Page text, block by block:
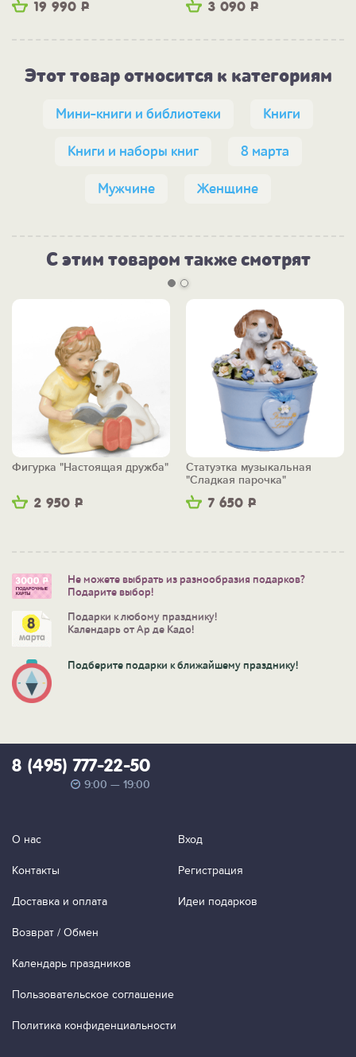
19 990 Р
3 090 Р
Этот товар относится к категориям
Мини-книги и библиотеки Книги
Книги и наборы книг 8 марта
Мужчине Женщине
С этим товаром также смотрят
2 950 Р
Фигурка "Настоящая дружба"
7 650 Р
Статуэтка музыкальная
"Сладкая парочка"
Не можете выбрать из разнообразия подарков?
Подарите выбор!
Подарки к любому празднику!
Календарь от Ар де Кадо!
Подберите подарки к ближайшему празднику!
8 (495) 777-22-50
9:00 — 19:00
О нас
Контакты
Доставка и оплата
Возврат / Обмен
Календарь праздников
Пользовательское соглашение
Политика конфиденциальности
Вход
Регистрация
Идеи подарков